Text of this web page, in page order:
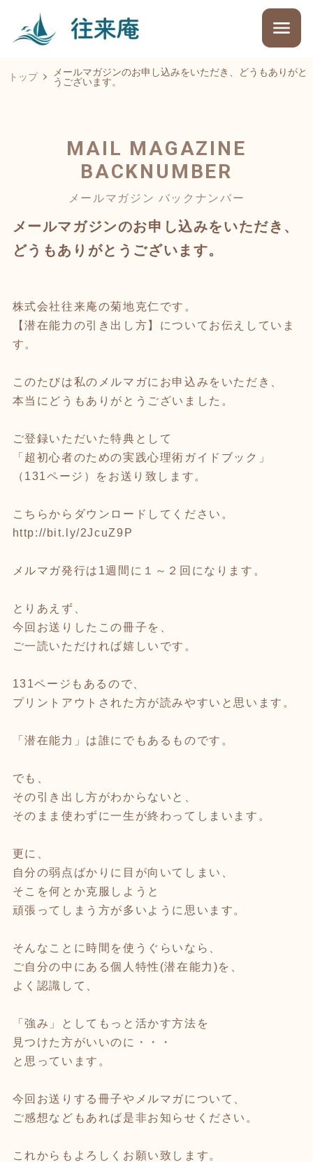
トップ
メールマガジンのお申し込みをいただき、どうもありがと
うございます。
MAIL MAGAZINE
BACKNUMBER
メールマガジン バックナンバー
メールマガジンのお申し込みをいただき、
どうもありがとうございます。
株式会社往来庵の菊地克仁です。
【潜在能力の引き出し方】についてお伝えしていま
す。
このたびは私のメルマガにお申込みをいただき、
本当にどうもありがとうございました。
ご登録いただいた特典として
「超初心者のための実践心理術ガイドブック」
（131ページ）をお送り致します。
こちらからダウンロードしてください。
http://bit.ly/2JcuZ9P
メルマガ発行は1週間に１～２回になります。
とりあえず、
今回お送りしたこの冊子を、
ご一読いただければ嬉しいです。
131ページもあるので、
プリントアウトされた方が読みやすいと思います。
「潜在能力」は誰にでもあるものです。
でも、
その引き出し方がわからないと、
そのまま使わずに一生が終わってしまいます。
更に、
自分の弱点ばかりに目が向いてしまい、
そこを何とか克服しようと
頑張ってしまう方が多いように思います。
そんなことに時間を使うぐらいなら、
ご自分の中にある個人特性(潜在能力)を、
よく認識して、
「強み」としてもっと活かす方法を
見つけた方がいいのに・・・
と思っています。
今回お送りする冊子やメルマガについて、
ご感想などもあれば是非お知らせください。
これからもよろしくお願い致します。